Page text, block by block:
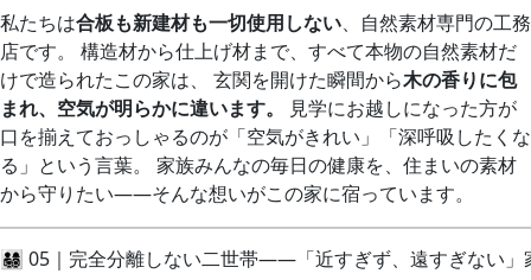
私たちは合板も新建材も一切使用しない、自然素材専門の工務
店です。 構造材から仕上げ材まで、すべて本物の自然素材だ
けで造られたこの家は、 玄関を開けた瞬間から木の香りに包
まれ、空気が明らかに違います。
見学にお越しになった方が
口を揃えておっしゃるのが「空気がきれい」「深呼吸したくな
る」という言葉。 家族みんなの毎日の健康を、住まいの素材
から守りたい——そんな想いがこの家に宿っています。
👨‍👩‍👧‍👦 05｜完全分離しない二世帯——「近すぎず、遠すぎない